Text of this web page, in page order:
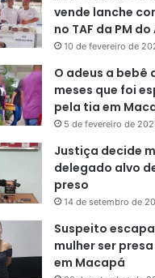
vende lanche
no TAF da PM
10 de fevereiro de
O adeus a bebê
meses que foi
pela tia em
5 de fevereiro de
Justiça decide
delegado alvo
preso
14 de setembro de
Suspeito
mulher ser
em Macapá